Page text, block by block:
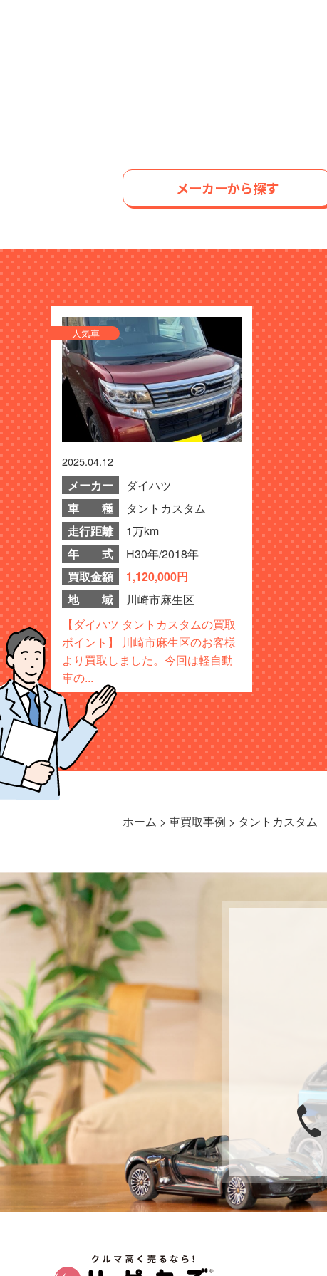
メーカーから探す
人気車
2025.04.12
メーカー
ダイハツ
車 種
タントカスタム
走行距離
1万km
年 式
H30年/2018年
買取金額
1,120,000円
地 域
川崎市麻生区
【ダイハツ タントカスタムの買取
ポイント】 川崎市麻生区のお客様
より買取しました。今回は軽自動
車の...
ホーム > 車買取事例 > タントカスタム